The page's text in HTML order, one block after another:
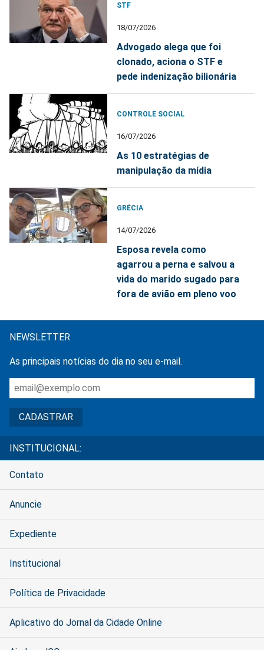
STF
18/07/2026
Advogado alega que foi
clonado, aciona o STF e
pede indenização bilionária
CONTROLE SOCIAL
16/07/2026
As 10 estratégias de
manipulação da mídia
GRÉCIA
14/07/2026
Esposa revela como
agarrou a perna e salvou a
vida do marido sugado para
fora de avião em pleno voo
NEWSLETTER
As principais notícias do dia no seu e-mail.
INSTITUCIONAL:
Contato
Anuncie
Expediente
Institucional
Política de Privacidade
Aplicativo do Jornal da Cidade Online